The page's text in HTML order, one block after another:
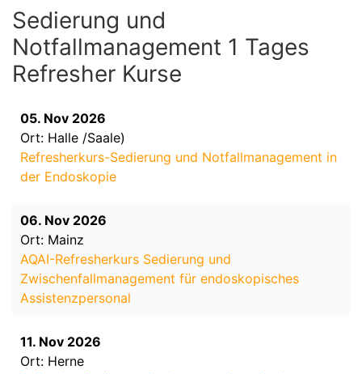
Sedierung und
Notfallmanagement 1 Tages
Refresher Kurse
05. Nov 2026
Ort: Halle /Saale)
Refresherkurs-Sedierung und Notfallmanagement in
der Endoskopie
06. Nov 2026
Ort: Mainz
AQAI-Refresherkurs Sedierung und
Zwischenfallmanagement für endoskopisches
Assistenzpersonal
11. Nov 2026
Ort: Herne